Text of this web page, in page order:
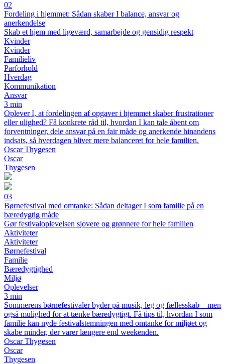
02
Fordeling i hjemmet: Sådan skaber I balance, ansvar og
anerkendelse
Skab et hjem med ligeværd, samarbejde og gensidig respekt
Kvinder
Kvinder
Familieliv
Parforhold
Hverdag
Kommunikation
Ansvar
3 min
Oplever I, at fordelingen af opgaver i hjemmet skaber frustrationer
eller ulighed? Få konkrete råd til, hvordan I kan tale åbent om
forventninger, dele ansvar på en fair måde og anerkende hinandens
indsats, så hverdagen bliver mere balanceret for hele familien.
Oscar Thygesen
Oscar
Thygesen
03
Børnefestival med omtanke: Sådan deltager I som familie på en
bæredygtig måde
Gør festivaloplevelsen sjovere og grønnere for hele familien
Aktiviteter
Aktiviteter
Børnefestival
Familie
Bæredygtighed
Miljø
Oplevelser
3 min
Sommerens børnefestivaler byder på musik, leg og fællesskab – men
også mulighed for at tænke bæredygtigt. Få tips til, hvordan I som
familie kan nyde festivalstemningen med omtanke for miljøet og
skabe minder, der varer længere end weekenden.
Oscar Thygesen
Oscar
Thygesen